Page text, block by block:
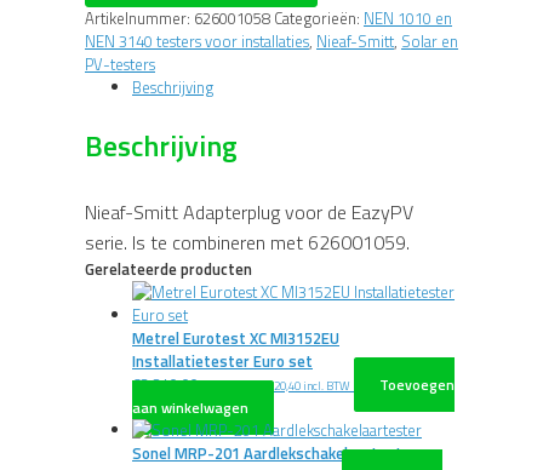
(T-
adapter)
aantal
Artikelnummer: 626001058 Categorieën: NEN 1010 en
NEN 3140 testers voor installaties, Nieaf-Smitt, Solar en
PV-testers
Beschrijving
Beschrijving
Nieaf-Smitt Adapterplug voor de EazyPV
serie. Is te combineren met 626001059.
Gerelateerde producten
Metrel Eurotest XC MI3152EU
Installatietester Euro set
€3.240,00 excl. BTW€3.920,40 incl. BTW
Toevoegen
aan winkelwagen
Sonel MRP-201 Aardlekschakelaartester